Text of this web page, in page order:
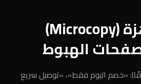
نصوص جاهزة (Microcopy)
الهبوط
بحث (≤ 30 حرفًا): «خصم اليوم فقط»، «توصيل سريع